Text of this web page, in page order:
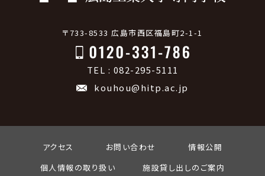
〒733-8533 広島市西区福島町2-1-1
TEL : 082-295-5111
kouhou@hitp.ac.jp
アクセス お問い合わせ
情報公開
個人情報の取り扱い
施設貸し出しのご案内